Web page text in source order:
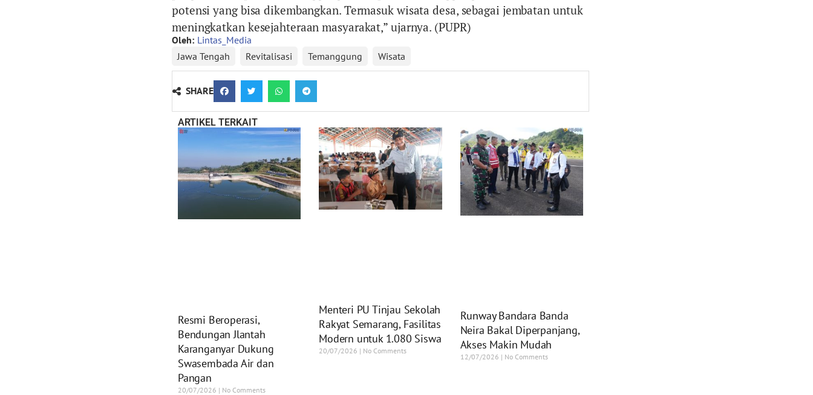
potensi yang bisa dikembangkan. Termasuk wisata desa, sebagai jembatan untuk
meningkatkan kesejahteraan masyarakat,” ujarnya. (PUPR)
Oleh: Lintas_Media
Jawa Tengah
Revitalisasi Temanggung Wisata
SHARE
ARTIKEL TERKAIT
Resmi Beroperasi,
Bendungan Jlantah
Karanganyar Dukung
Swasembada Air dan
Pangan
20/07/2026 No Comments
Menteri PU Tinjau Sekolah
Rakyat Semarang, Fasilitas
Modern untuk 1.080 Siswa
20/07/2026 No Comments
Runway Bandara Banda
Neira Bakal Diperpanjang,
Akses Makin Mudah
12/07/2026 No Comments